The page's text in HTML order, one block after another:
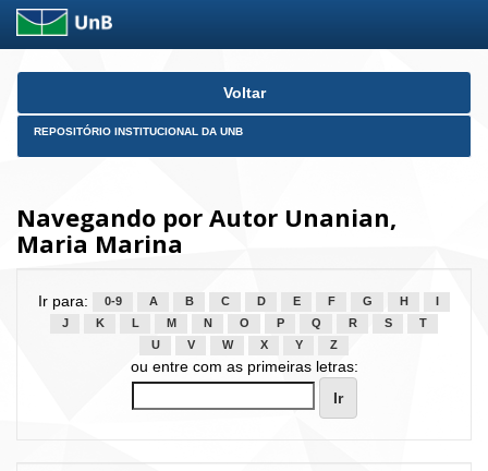
Skip
Voltar
REPOSITÓRIO INSTITUCIONAL DA UNB
Navegando por Autor Unanian,
Maria Marina
Ir para: 0-9 A B C D E F G H
J
K L M N O P Q R S
T
U
V W X Y Z
ou entre com as primeiras letras: